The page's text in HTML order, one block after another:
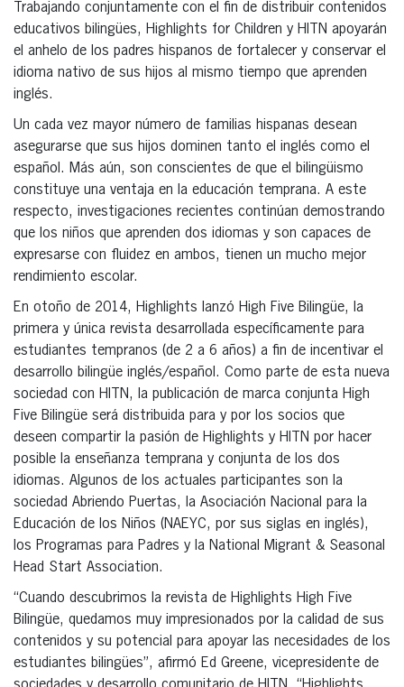
Trabajando conjuntamente con el fin de distribuir contenidos
educativos bilingües, Highlights for Children y HITN apoyarán
el anhelo de los padres hispanos de fortalecer y conservar el
idioma nativo de sus hijos al mismo tiempo que aprenden
inglés.
Un cada vez mayor número de familias hispanas desean
asegurarse que sus hijos dominen tanto el inglés como el
español. Más aún, son conscientes de que el bilingüismo
constituye una ventaja en la educación temprana. A este
respecto, investigaciones recientes continúan demostrando
que los niños que aprenden dos idiomas y son capaces de
expresarse con fluidez en ambos, tienen un mucho mejor
rendimiento escolar.
En otoño de 2014, Highlights lanzó High Five Bilingüe, la
primera y única revista desarrollada específicamente para
estudiantes tempranos (de 2 a 6 años) a fin de incentivar el
desarrollo bilingüe inglés/español. Como parte de esta nueva
sociedad con HITN, la publicación de marca conjunta High
Five Bilingüe será distribuida para y por los socios que
deseen compartir la pasión de Highlights y HITN por hacer
posible la enseñanza temprana y conjunta de los dos
idiomas. Algunos de los actuales participantes son la
sociedad Abriendo Puertas, la Asociación Nacional para la
Educación de los Niños (NAEYC, por sus siglas en inglés),
los Programas para Padres y la National Migrant & Seasonal
Head Start Association.
“Cuando descubrimos la revista de Highlights High Five
Bilingüe, quedamos muy impresionados por la calidad de sus
contenidos y su potencial para apoyar las necesidades de los
estudiantes bilingües”, afirmó Ed Greene, vicepresidente de